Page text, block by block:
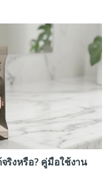
ริงหรือ? คู่มือใช้งาน